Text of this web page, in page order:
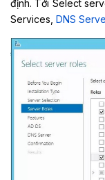
định. Tới Select
Services, DNS